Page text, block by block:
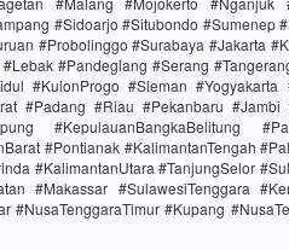
#Sidoarjo #Situbondo #Sumenep
#Probolinggo #Surabaya #Jakarta
#Pandeglang #Serang
#KulonProgo #Sleman
#Padang #Riau #Pekanbaru #Jambi
#KepulauanBangkaBelitung
#Pontianak #KalimantanTengah
#KalimantanUtara #TanjungSelor
#Makassar #SulawesiTenggara
#NusaTenggaraTimur #Kupang